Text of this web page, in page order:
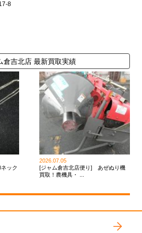
8
倉吉北店 最新買取実績
ック
2026.07.05
[ジャム倉吉北店便り] あぜぬり機
買取！農機具・ ...